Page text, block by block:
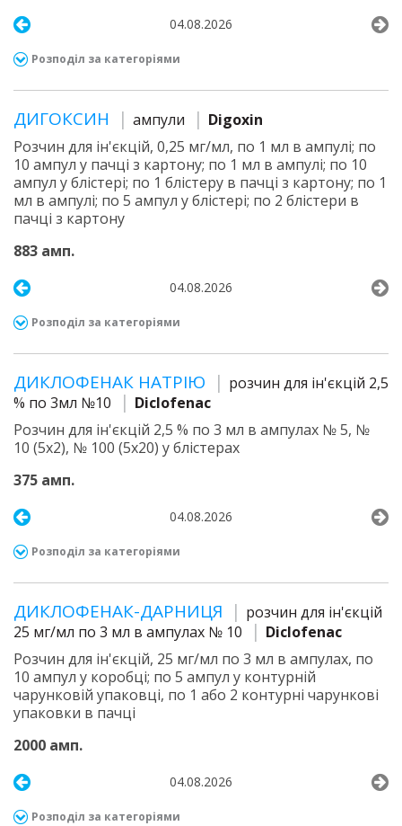
04.08.2026
Розподіл за категоріями
ДИГОКСИН ампули
Digoxin
Розчин для ін'єкцій, 0,25 мг/мл, по 1 мл в ампулі; по
10 ампул у пачці з картону; по 1 мл в ампулі; по 10
ампул у блістері; по 1 блістеру в пачці з картону; по 1
мл в ампулі; по 5 ампул у блістері; по 2 блістери в
пачці з картону
883 амп.
04.08.2026
Розподіл за категоріями
ДИКЛОФЕНАК НАТРІЮ
розчин для ін'єкцій 2,5
% по 3мл №10
Diclofenac
Розчин для ін'єкцій 2,5 % по 3 мл в ампулах № 5, №
10 (5х2), № 100 (5х20) у блістерах
375 амп.
04.08.2026
Розподіл за категоріями
ДИКЛОФЕНАК-ДАРНИЦЯ
розчин для ін'єкцій
25 мг/мл по 3 мл в ампулах № 10
Diclofenac
Розчин для ін'єкцій, 25 мг/мл по 3 мл в ампулах, по
10 ампул у коробці; по 5 ампул у контурній
чарунковій упаковці, по 1 або 2 контурні чарункові
упаковки в пачці
2000 амп.
04.08.2026
Розподіл за категоріями